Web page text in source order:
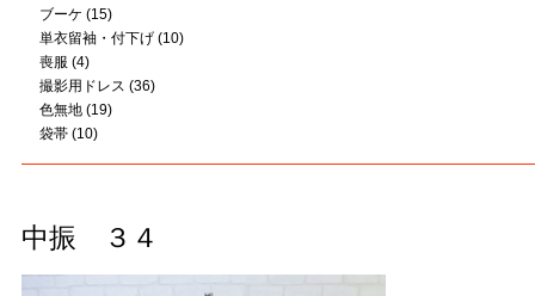
ブーケ (15)
単衣留袖・付下げ(10)
喪服 (4)
撮影用ドレス (36)
色無地(19)
袋帯(10)
中振 ３４